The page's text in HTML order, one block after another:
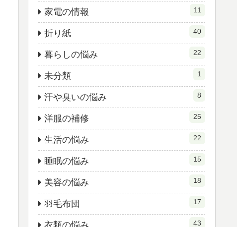
家電の情報 11
折り紙 40
暮らしの悩み 22
未分類 1
汗や臭いの悩み 8
洋服の補修 25
生活の悩み 22
睡眠の悩み 15
美容の悩み 18
羽毛布団 17
衣類の悩み 43